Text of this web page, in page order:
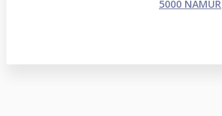
5000 NAMUR